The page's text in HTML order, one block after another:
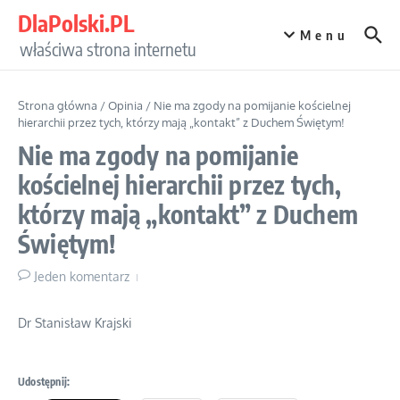
DlaPolski.PL
właściwa strona internetu
Menu
Strona główna /Opinia / Nie ma zgody na pomijanie kościelnej
hierarchii przez tych, którzy mają „kontakt” z Duchem Świętym!
Nie ma zgody na pomijanie
kościelnej hierarchii przez tych,
którzy mają „kontakt” z Duchem
Świętym!
Jeden komentarz
Dr Stanisław Krajski
Udostępnij: